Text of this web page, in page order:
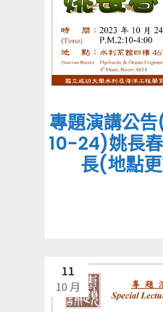
專題演講公
10-24)姚長
長(地點
11
10 月